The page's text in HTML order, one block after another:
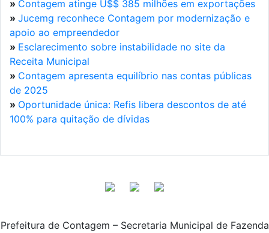
» Contagem atinge U$$ 385 milhões em exportações
» Jucemg reconhece Contagem por modernização e
apoio ao empreendedor
» Esclarecimento sobre instabilidade no site da
Receita Municipal
» Contagem apresenta equilíbrio nas contas públicas
de 2025
» Oportunidade única: Refis libera descontos de até
100% para quitação de dívidas
Prefeitura de Contagem – Secretaria Municipal de Fazenda